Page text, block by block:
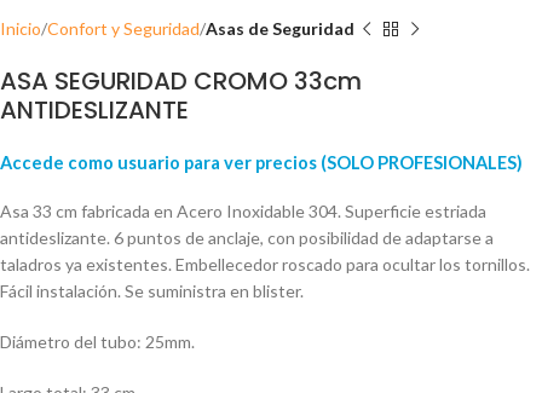
Inicio Confort y Seguridad Asas de Seguridad
ASA SEGURIDAD CROMO 33cm
ANTIDESLIZANTE
Accede como usuario para ver precios (SOLO PROFESIONALES)
Asa 33 cm fabricada en Acero Inoxidable 304. Superficie estriada
antideslizante. 6 puntos de anclaje, con posibilidad de adaptarse a
taladros ya existentes. Embellecedor roscado para ocultar los tornillos.
Fácil instalación. Se suministra en blister.
Diámetro del tubo: 25mm.